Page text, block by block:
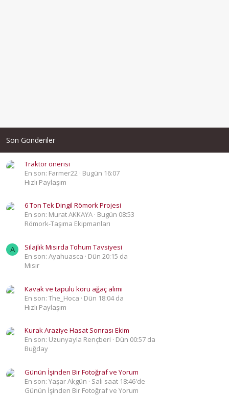
Son Gönderiler
Traktör önerisi
En son: Farmer22 Bugün 16:07
Hızlı Paylaşım
6 Ton Tek Dingil Römork Projesi
En son: Murat AKKAYA Bugün 08:53
Römork-Taşıma Ekipmanları
A
Silajlık Mısırda Tohum Tavsiyesi
En son: Ayahuasca
Dün 20:15 da
Mısır
Kavak ve tapulu koru ağaç alımı
En son: The_Hoca
Dün 18:04 da
Hızlı Paylaşım
Kurak Araziye Hasat Sonrası Ekim
En son: Uzunyayla Rençberi
Dün 00:57 da
Buğday
Günün İşinden Bir Fotoğraf ve Yorum
En son: Yaşar Akgün
Salı saat 18:46'de
Günün İşinden Bir Fotoğraf ve Yorum